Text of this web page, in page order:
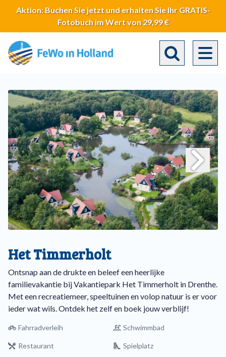
Direkt
Inhalt
Aktion: Buchen Sie jetzt und erhalten Sie Ihr GRATIS-
Fotobuch im Wert von 29,99 €
Toggle search
Het Timmerholt
Ontsnap aan de drukte en beleef een heerlijke
familievakantie bij Vakantiepark Het Timmerholt in Drenthe.
Met een recreatiemeer, speeltuinen en volop natuur is er voor
ieder wat wils. Ontdek het zelf en boek jouw verblijf!
Fahrradverleih Schwimmbad
Restaurant Spielplatz